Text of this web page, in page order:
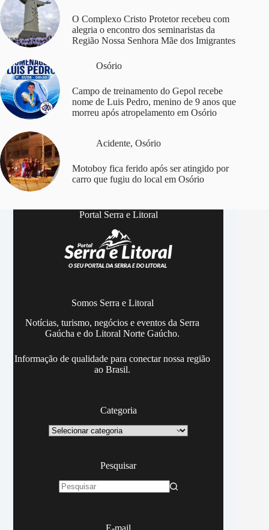
O Complexo Cristo Protetor recebeu com
alegria o encontro dos seminaristas da
Região Nossa Senhora Mãe dos Imigrantes
Osório
Campo de treinamento do Gepol recebe
nome de Luis Pedro, menino de 9 anos que
morreu após atropelamento em Osório
Acidente, Osório
Motoboy fica ferido após ser atingido por
carro que fugiu do local em Osório
Portal Serra e Litoral
Somos Serra e Litoral
Notícias, turismo, negócios e eventos da Serra
Gaúcha e do Litoral Norte Gaúcho.
Informação de qualidade para conectar nossa região
ao Brasil.
Categoria
Categoria
Pesquisar
E-mail